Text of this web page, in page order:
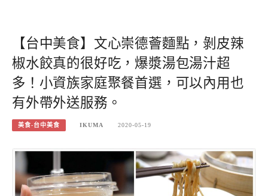
【台中美食】文心崇德薈麵點，剝皮辣
椒水餃真的很好吃，爆漿湯包湯汁超
多！小資族家庭聚餐首選，可以內用也
有外帶外送服務。
美食-台中美食 IKUMA 2020-05-19